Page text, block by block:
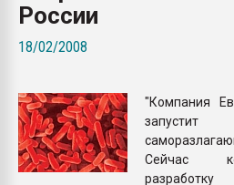
России
18/02/2008
"Компания
Сейчас
разработку